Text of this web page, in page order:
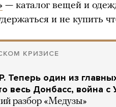
— каталог вещей и
и не купить
КРИЗИСЕ
Теперь один из
весь Донбасс, война с
разбор «Медузы»